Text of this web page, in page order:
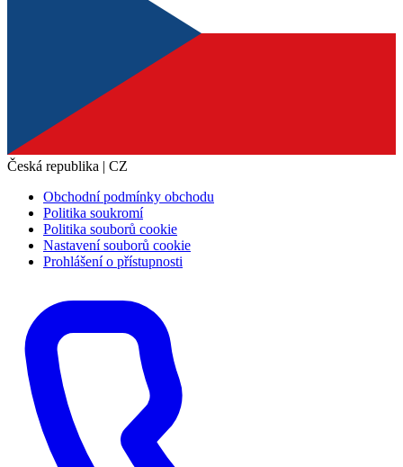
Česká republika | CZ
Obchodní podmínky obchodu
Politika soukromí
Politika souborů cookie
Nastavení souborů cookie
Prohlášení o přístupnosti